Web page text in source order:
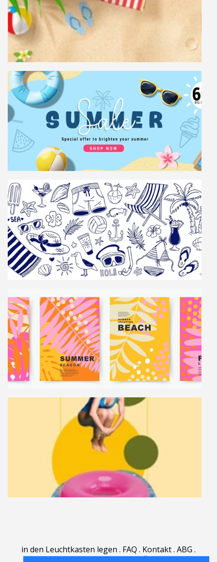
in den Leuchtkasten legen . FAQ . Kontakt. ABG .